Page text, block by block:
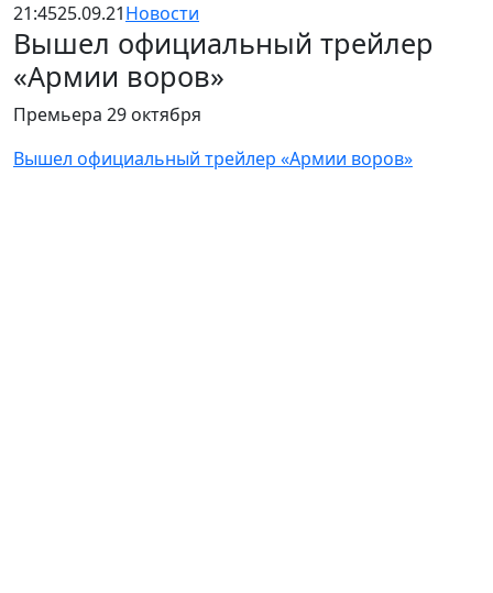
21:4525.09.21Новости
Вышел официальный трейлер
«Армии воров»
Премьера 29 октября
Вышел официальный трейлер «Армии воров»